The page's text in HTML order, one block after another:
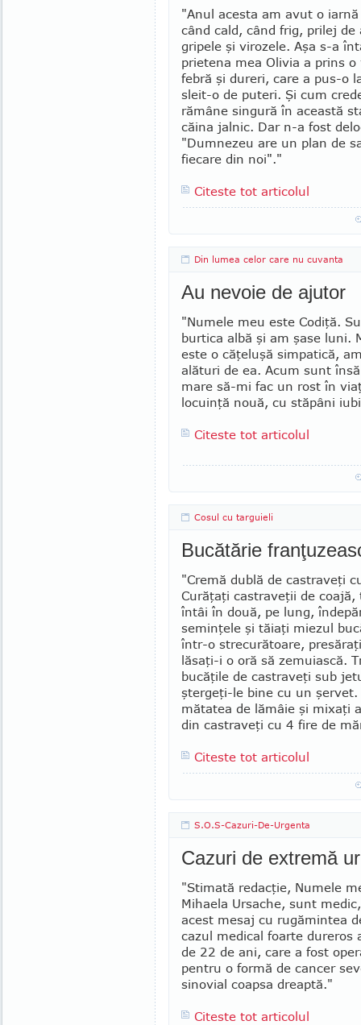
"Anul acesta am avut o
când cald, când frig, prilej de
gripele şi virozele. Aşa s-a
prietena mea Olivia a prins o
febră şi dureri, care a pus-o
sleit-o de puteri. Şi cum
rămâne singură în această
căina jalnic. Dar n-a fost
"Dumnezeu are un plan de
fiecare din noi"."
Citeste tot articolul
Din lumea celor care nu cuvanta
Au nevoie de ajutor
"Numele meu este Codiţă.
burtica albă şi am şase luni.
este o căţeluşă simpatică,
alături de ea. Acum sunt
mare să-mi fac un rost în
lo­cuinţă nouă, cu stă­pâni
Citeste tot articolul
Cosul cu targuieli
Bucătărie
"Cremă dublă de castraveţi
Curăţaţi cas­tra­veţii de
întâi în do­uă, pe lung,
seminţele şi tă­iaţi mie­zul
într-o stre­curătoare,
lă­saţi-i o oră să zemuiască.
bu­căţile de castraveţi sub
şter­geţi-le bine cu un
mătatea de lămâie şi mi­xaţi
din castraveţi cu 4 fire de
Citeste tot articolul
S.O.S-Cazuri-De-Urgenta
Cazuri de extremă
"Stimată redacţie, Numele
Mihaela Ursache, sunt
acest mesaj cu rugămintea
cazul medical foarte dureros
de 22 de ani, care a fost
pentru o formă de cancer
sino­vial coapsa dreaptă."
Citeste tot articolul